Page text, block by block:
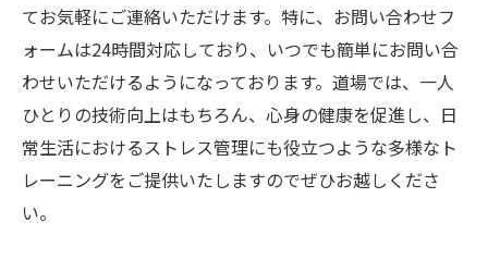
てお気軽にご連絡いただけます。特に、お問い合わせフ
ォームは24時間対応しており、いつでも簡単にお問い合
わせいただけるようになっております。道場では、一人
ひとりの技術向上はもちろん、心身の健康を促進し、日
常生活におけるストレス管理にも役立つような多様なト
レーニングをご提供いたしますのでぜひお越しくださ
い。